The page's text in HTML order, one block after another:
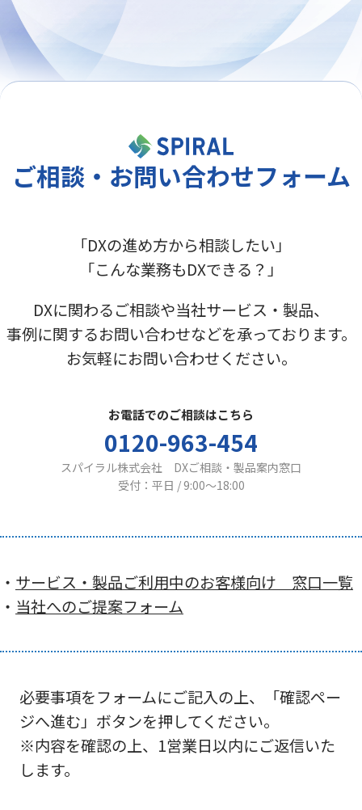
ご相談・お問い合わせフォーム
「DXの進め方から相談したい」
「こんな業務もDXできる？」
DXに関わるご相談や当社サービス・製品、
事例に関するお問い合わせなどを承っております。
お気軽にお問い合わせください。
お電話でのご相談はこちら
0120-963-454
スパイラル株式会社 DXご相談・製品案内窓口
受付：平日 / 9:00〜18:00
・ サービス・製品ご利用中のお客様向け 窓口一覧
・ 当社へのご提案フォーム
必要事項をフォームにご記入の上、「確認ペー
ジへ進む」ボタンを押してください。
※内容を確認の上、1営業日以内にご返信いた
します。